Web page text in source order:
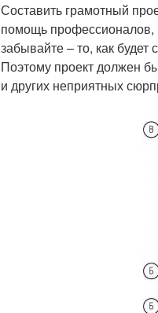
Составить грамотный
помощь
забывайте – то, как
Поэтому проект должен
и других неприятных